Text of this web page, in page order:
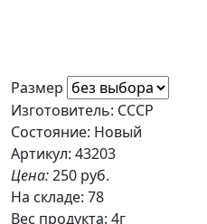
Размер
Изготовитель: СССР
Состояние: Новый
Артикул: 43203
Цена:250 руб.
На складе: 78
Вес продукта: 4г